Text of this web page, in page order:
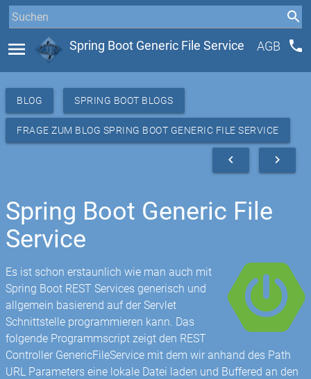
menu Spring Boot Generic File Service AGB phone
BLOG SPRING BOOT BLOGS
FRAGE ZUM BLOG SPRING BOOT GENERIC FILE SERVICE
navigate_next
navigate_before
Spring Boot Generic File
Service
Es ist schon erstaunlich wie man auch mit
Spring Boot REST Services generisch und
allgemein basierend auf der Servlet
Schnittstelle programmieren kann. Das
folgende Programmscript zeigt den REST
Controller GenericFileService mit dem wir anhand des Path
URL Parameters eine lokale Datei laden und Buffered an den